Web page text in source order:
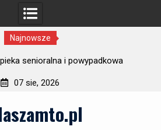
Najnowsze
senioralna i powypadkowa
07 sie, 2026